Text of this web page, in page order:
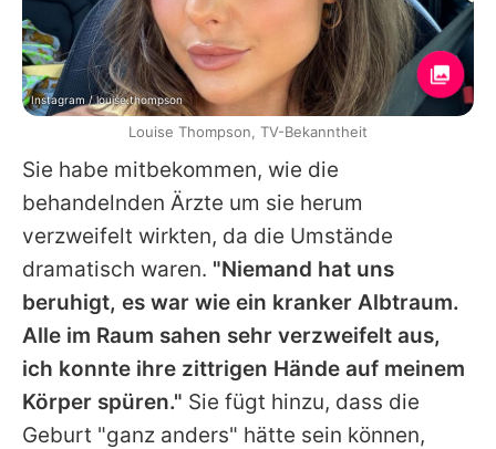
Sie habe mitbekommen, wie die
behandelnden Ärzte um sie herum
verzweifelt wirkten, da die Umstände
dramatisch waren. "Niemand hat uns
beruhigt, es war wie ein kranker Albtraum.
Alle im Raum sahen sehr verzweifelt aus,
ich konnte ihre zittrigen Hände auf meinem
Körper spüren." Sie fügt hinzu, dass die
Geburt "ganz anders" hätte sein können,
Instagram / louise.thompson
Louise Thompson, TV-Bekanntheit